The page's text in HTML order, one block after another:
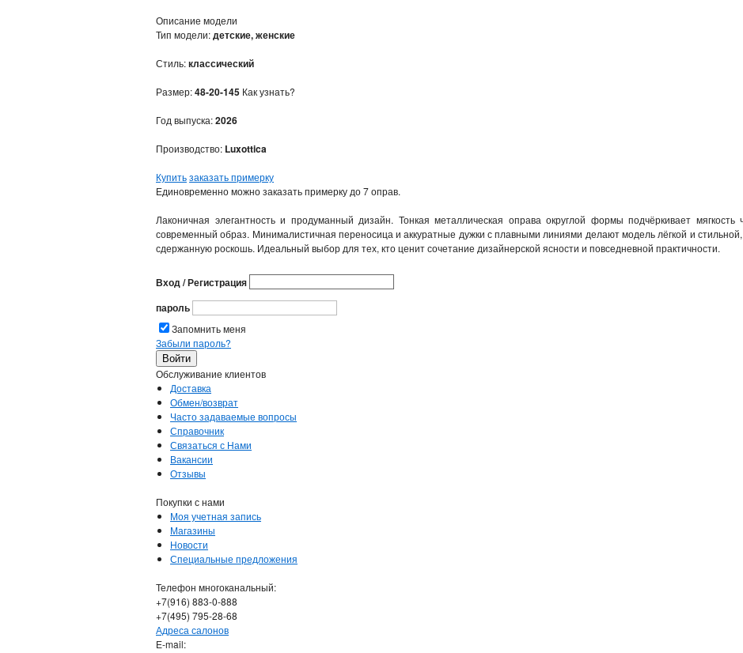
Описание модели
Тип модели:детские, женские
Стиль:классический
Размер:48-20-145 Как узнать?
Год выпуска:2026
Производство: Luxottica
Купитьзаказать примерку
Единовременно можно заказать примерку до 7 оправ.
Лаконичная элегантность и продуманный дизайн. Тонкая металлическая оправа округлой формы подчёркивает
современный образ. Минималистичная переносица и аккуратные дужки с плавными линиями делают модель лёгкой и
сдержанную роскошь. Идеальный выбор для тех, кто ценит сочетание дизайнерской ясности и повседневной практичности.
Вход / Регистрация
пароль
Запомнить меня
Забыли пароль?
Обслуживание клиентов
Доставка
Обмен/возврат
Часто задаваемые вопросы
Справочник
Связаться с Нами
Вакансии
Отзывы
Покупки с нами
Моя учетная запись
Магазины
Новости
Специальные предложения
Телефон многоканальный:
+7(916) 883-0-888
+7(495) 795-28-68
Адреса салонов
Е-mail: